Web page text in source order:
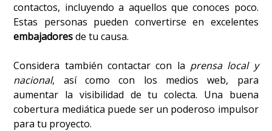
contactos, incluyendo a aquellos que conoces poco.
Estas personas pueden convertirse en excelentes
embajadoresde tu causa.
Considera también contactar con la prensa local y
nacional, así como con los medios web, para
aumentar la visibilidad de tu colecta. Una buena
cobertura mediática puede ser un poderoso impulsor
para tu proyecto.